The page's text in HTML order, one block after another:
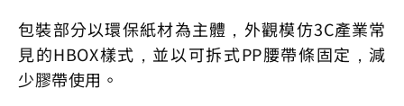
包裝部分以環保紙材為主體，外觀模仿3C產業常
見的HBOX樣式，並以可拆式PP腰帶條固定，減
少膠帶使用。